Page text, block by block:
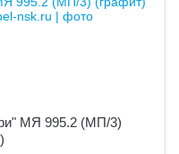
МЯ 995.2 (МП/3)